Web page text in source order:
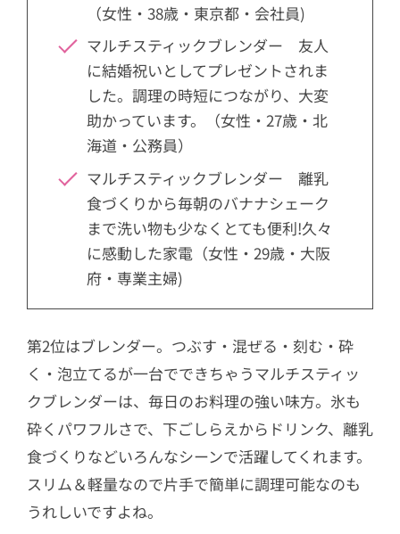
（女性・38歳・東京都・会社員)
マルチスティックブレンダー 友人
に結婚祝いとしてプレゼントされま
した。調理の時短につながり、大変
助かっています。（女性・27歳・北
海道・公務員）
マルチスティックブレンダー 離乳
食づくりから毎朝のバナナシェーク
まで洗い物も少なくとても便利!久々
に感動した家電（女性・29歳・大阪
府・専業主婦)
第2位はブレンダー。つぶす・混ぜる・刻む・砕
く・泡立てるが一台でできちゃうマルチスティッ
クブレンダーは、毎日のお料理の強い味方。氷も
砕くパワフルさで、下ごしらえからドリンク、離乳
食づくりなどいろんなシーンで活躍してくれます。
スリム＆軽量なので片手で簡単に調理可能なのも
うれしいですよね。